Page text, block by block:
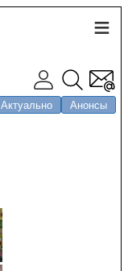
Актуально Анонсы